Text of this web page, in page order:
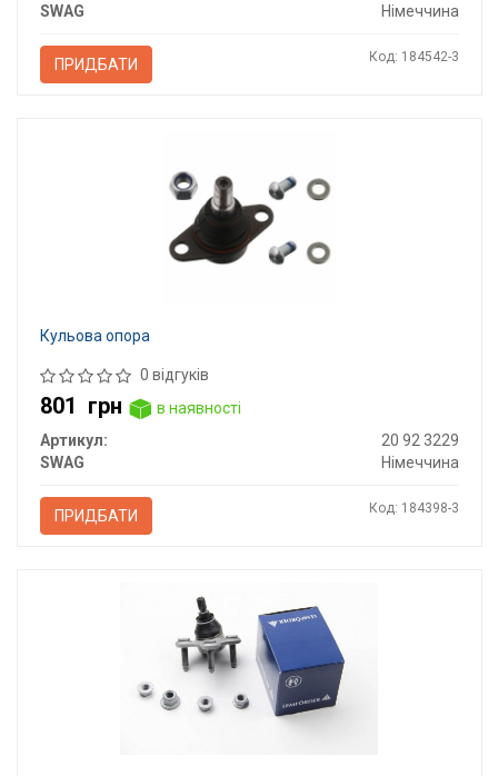
SWAG
Німеччина
ПРИДБАТИ Код: 184542-3
Кульова опора
0 відгуків
801 грн
в наявності
Артикул:
20 92 3229
SWAG
Німеччина
ПРИДБАТИ Код: 184398-3